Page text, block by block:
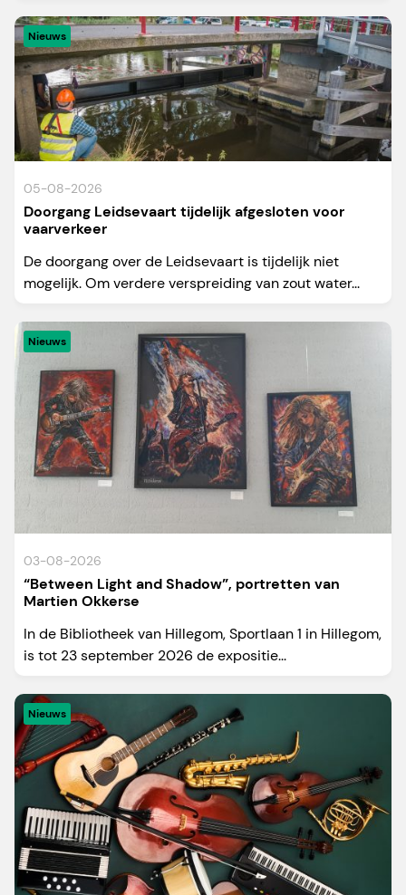
Nieuws
05-08-2026
Doorgang Leidsevaart tijdelijk afgesloten voor
vaarverkeer
De doorgang over de Leidsevaart is tijdelijk niet
mogelijk. Om verdere verspreiding van zout water...
Nieuws
03-08-2026
“Between Light and Shadow”, portretten van
Martien Okkerse
In de Bibliotheek van Hillegom, Sportlaan 1 in Hillegom,
is tot 23 september 2026 de expositie...
Nieuws